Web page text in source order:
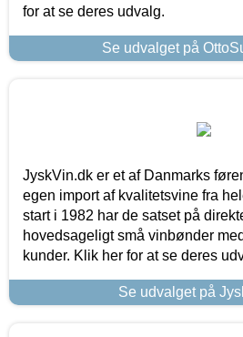
for at se deres udvalg.
Se udvalget på
JyskVin.dk er et af Danmarks
egen import af kvalitetsvine fra
start i 1982 har de satset på
hovedsageligt små vinbønder
kunder. Klik her for at se deres
Se udvalget på